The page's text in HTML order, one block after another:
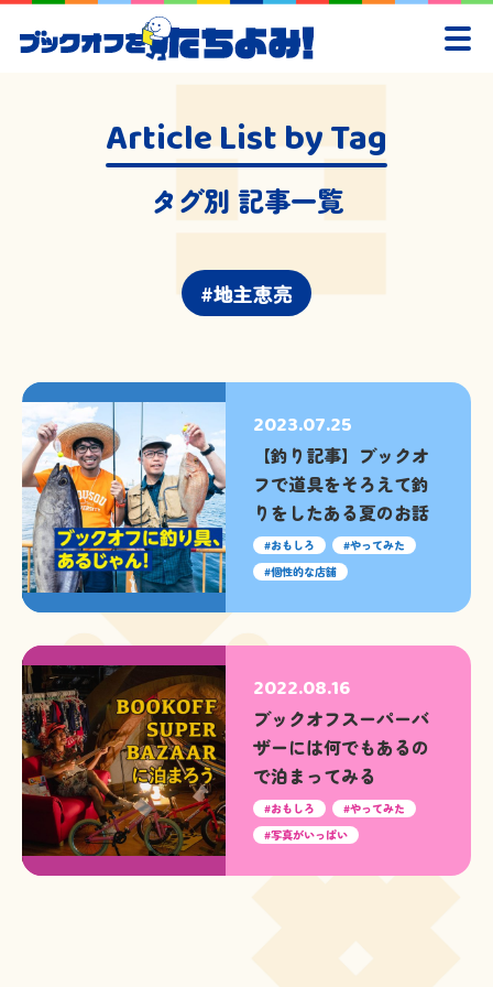
Article List by Tag
タグ別 記事一覧
地主恵亮
2023.07.25
【釣り記事】ブックオ
フで道具をそろえて釣
りをしたある夏のお話
おもしろ
やってみた
個性的な店舗
2022.08.16
ブックオフスーパーバ
ザーには何でもあるの
で泊まってみる
おもしろ
やってみた
写真がいっぱい